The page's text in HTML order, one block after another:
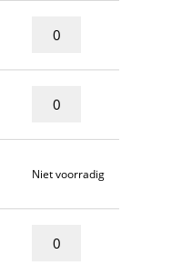
Niet voorradig